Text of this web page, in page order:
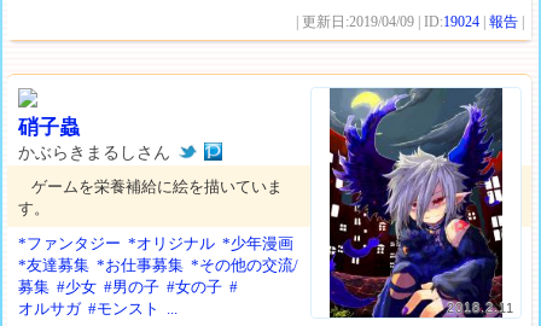
| 更新日:2019/04/09 | ID:19024 |報告
2018.2.11
硝子蟲
かぶらきまるしさん
ゲームを栄養補給に絵を描いていま
す。
*ファンタジー *オリジナル *少年漫画
*友達募集 *お仕事募集 *その他の交流/
募集 #少女 #男の子 #女の子 #
オルサガ #モンスト ...